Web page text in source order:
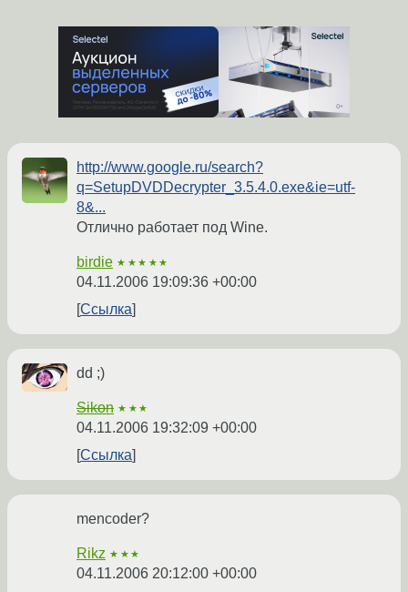
http://www.google.ru/search?
q=SetupDVDDecrypter_3.5.4.0.exe&ie=utf-
8&...
Отлично работает под Wine.
birdie ★★★★★
04.11.2006 19:09:36 +00:00
Ссылка
dd ;)
Sikon ★★★
04.11.2006 19:32:09 +00:00
Ссылка
mencoder?
Rikz ★★★
04.11.2006 20:12:00 +00:00